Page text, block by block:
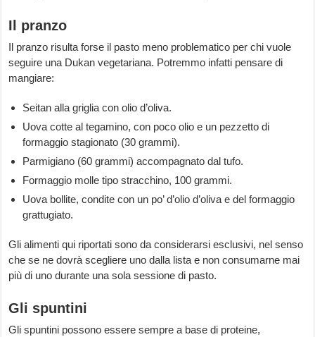
Il pranzo
Il pranzo risulta forse il pasto meno problematico per chi vuole
seguire una Dukan vegetariana. Potremmo infatti pensare di
mangiare:
Seitan alla griglia con olio d’oliva.
Uova cotte al tegamino, con poco olio e un pezzetto di
formaggio stagionato (30 grammi).
Parmigiano (60 grammi) accompagnato dal tufo.
Formaggio molle tipo stracchino, 100 grammi.
Uova bollite, condite con un po’ d’olio d’oliva e del formaggio
grattugiato.
Gli alimenti qui riportati sono da considerarsi esclusivi, nel senso
che se ne dovrà scegliere uno dalla lista e non consumarne mai
più di uno durante una sola sessione di pasto.
Gli spuntini
Gli spuntini possono essere sempre a base di proteine,